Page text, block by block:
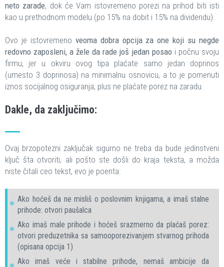
neto zarade, dok će Vam istovremeno porezi na prihod biti isti
kao u prethodnom modelu (po 15% na dobit i 15% na dividendu).
Ovo je istovremeno veoma dobra opcija za one koji su negde
redovno zaposleni, a žele da rade još jedan posao i počnu svoju
firmu, jer u okviru ovog tipa plaćate samo jedan doprinos
(umesto 3 doprinosa) na minimalnu osnovicu, a to je pomenuti
iznos socijalnog osiguranja, plus ne plaćate porez na zaradu.
Dakle, da zaključimo:
Ovaj brzopotezni zaključak sigurno ne treba da bude jedinstveni
ključ šta otvoriti, ali pošto ste došli do kraja teksta, a možda
niste čitali ceo tekst, evo je poenta:
Ako hoćeš da ne misliš o poslovnim knjigama, a imaš stalne
prihode: otvori paušalca
Ako imaš male prihode i hoćeš srazmerno da plaćaš porez:
otvori preduzetnika sa samooporezivanjem stvarnog prihoda
(opisana opcija 1)
Ako imaš veće i stabilne prihode, nemaš ambicije da